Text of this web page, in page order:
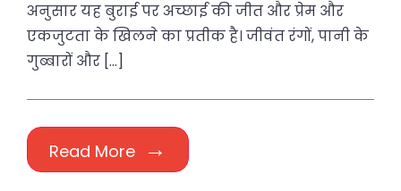
अनुसार यह बुराई पर अच्छाई की जीत और प्रेम और
एकजुटता के खिलने का प्रतीक है। जीवंत रंगों, पानी के
गुब्बारों और […]
Read More